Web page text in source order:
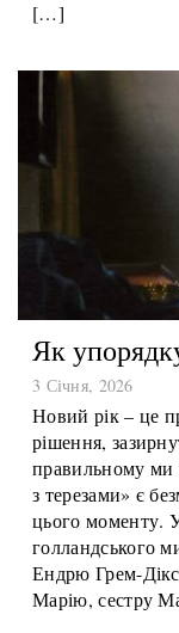
навіщо взагалі
варто вивчати
Як
3 Січня, 2026
Новий рік – це
рішення,
правильному ми
з терезами» є
цього моменту.
голландського
Ендрю Грем-